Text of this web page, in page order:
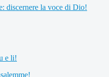
discernere la voce di Dio!
e li!